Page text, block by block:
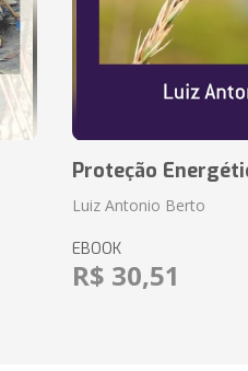
Proteção
Luiz Antonio Berto
EBOOK
R$ 30,51